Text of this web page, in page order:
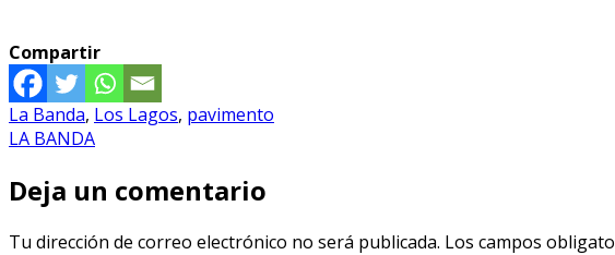
Compartir
La Banda, Los Lagos, pavimento
LA BANDA
Deja un comentario
Tu dirección de correo electrónico no será publicada. Los campos